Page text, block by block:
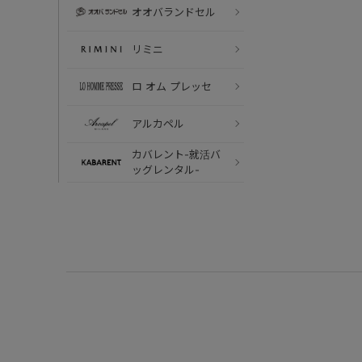
オオバランドセル
リミニ
ロ オム プレッセ
アルカペル
カバレント-就活バ
ッグレンタル-